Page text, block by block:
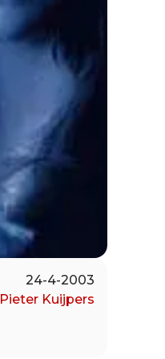
24-4-2003
Pieter Kuijpers